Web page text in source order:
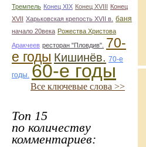
Тремпель Конец XIX Конец XVIII Конец
XVII Харьковская крепость XVII в. баня
начало 20века Рожества Христова
Аракчеев ресторан "Пловдив".
70-
е годы Кишинёв. 70-е
годы. 60-е годы
Все ключевые слова >>
Топ 15
по количеству
комментариев: